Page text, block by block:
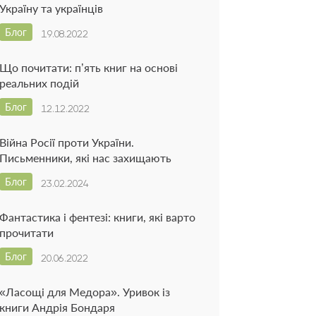
Україну та українців
19.08.2022
Блог
Що почитати: п’ять книг на основі
реальних подій
12.12.2022
Блог
Війна Росії проти України.
Письменники, які нас захищають
23.02.2024
Блог
Фантастика і фентезі: книги, які варто
прочитати
20.06.2022
Блог
«Ласощі для Медора». Уривок із
книги Андрія Бондаря